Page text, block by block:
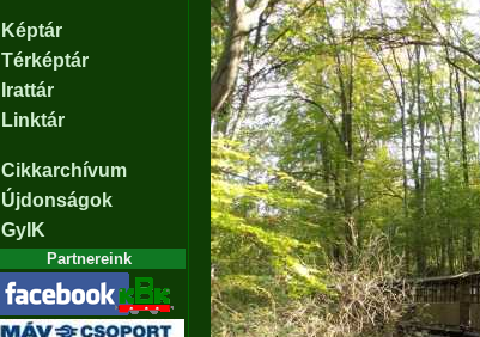
Képtár
Térképtár
Irattár
Linktár
Cikkarchívum
Újdonságok
GyIK
Partnereink